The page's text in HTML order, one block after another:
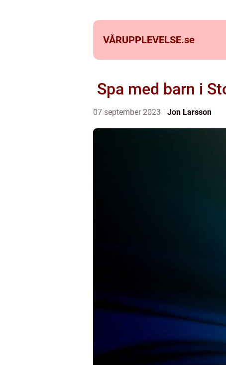
VÅRUPPLEVELSE.se
Spa med barn i
07 september 2023 Jon Larsson